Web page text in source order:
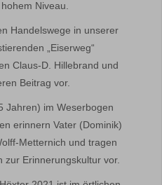
Niveau.
Handelswege in unserer
„Eiserweg“
Claus-D. Hillebrand und
Beitrag vor.
Jahren) im Weserbogen
erinnern Vater (Dominik)
Metternich und tragen
zur Erinnerungskultur vor.